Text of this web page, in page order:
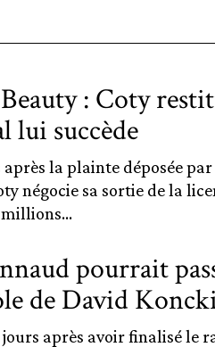
: Coty
lui succède
la plainte déposée
négocie sa sortie de la
pourrait
de David
jours après avoir finalisé le